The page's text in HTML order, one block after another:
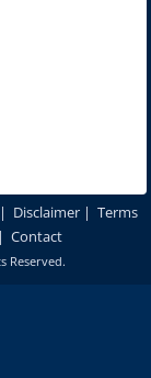
| Disclaimer | Terms
| Contact
Reserved.